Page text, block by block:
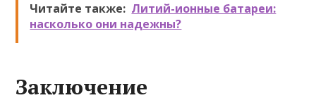
Читайте также: Литий-ионные батареи:
насколько они надежны?
Заключение